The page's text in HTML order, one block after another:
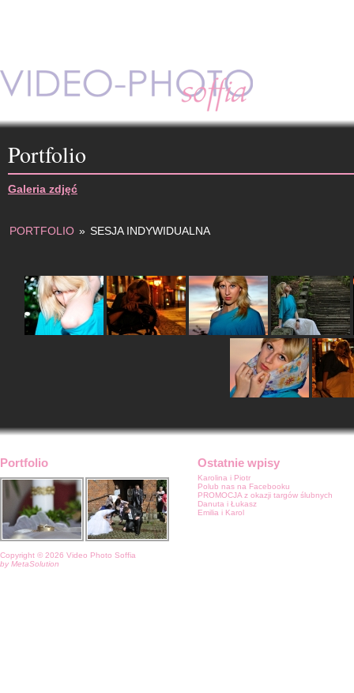
Portfolio
Galeria zdjęć
PORTFOLIO » SESJA INDYWIDUALNA
Portfolio Ostatnie wpisy
Karolina i Piotr
Polub nas na Facebooku
PROMOCJA z okazji targów ślubnych
Danuta i Łukasz
Emilia i Karol
Copyright © 2026 Video Photo Soffia
by MetaSolution